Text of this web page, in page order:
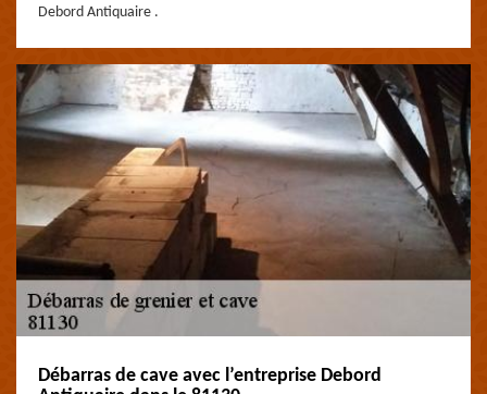
Debord Antiquaire .
Débarras de cave avec l’entreprise Debord